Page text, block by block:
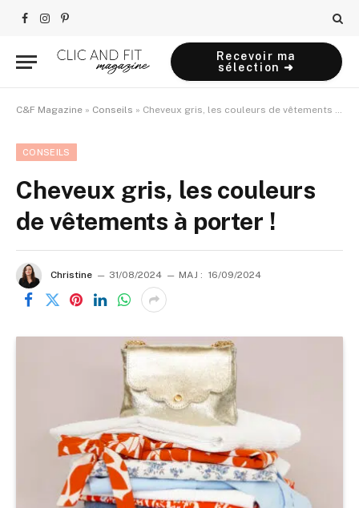
Facebook
Instagram
Pinterest
Recevoir ma
sélection ➜
C&F Magazine » Conseils » Cheveux gris, les couleurs de vêtements à porter !
CONSEILS
Cheveux gris, les couleurs
de vêtements à porter !
Christine 31/08/2024 MAJ : 16/09/2024